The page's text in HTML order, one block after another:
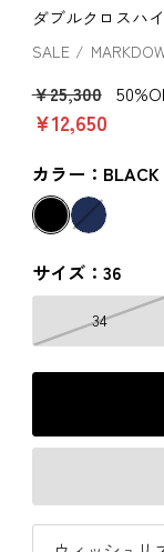
ダブルクロスハ
SALE
￥25,300
￥12,650
カラー：BLACK
サイズ：36
34